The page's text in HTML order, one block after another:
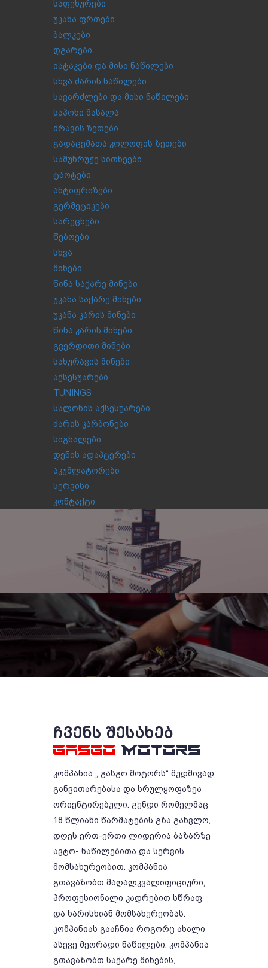
საფეხურები
უკანა ფრთები
ბალკები
დგარები
იატაკები და მისი ნაწილები
სხვა ძარის ნაწილები
სავარძლები და მისი ნაწილები
საპოხი მასალა
ძრავის ზეთები
გადაცემათა კოლოფის ზეთები
სამუხრუჭე სითხეები
ტაოტები
ანტიფრიზები
გერმეტიკები
სარეცხები
წებოები
სხვა
მინები
წინა საქარე მინები
უკანა საქარე მინები
უკანა კარის მინები
წინა კარის მინები
გვერდითი მინები
სახურავის მინები
აქსესუარები
TUNINGS
სალონის აქსესუარები
ძარის კარბონები
სიგნალები
დენის ადაპტერები
აკუმლატორები
სერვისი
კონტაქტი
ᲩᲕᲔᲜᲡ ᲨᲔᲡᲐᲮᲔᲑ
GASGO MOTORS
კომპანია „ გასგო მოტორს“ მუდმივად
განვითარებასა და სრულყოფაზეა
ორიენტირებული. გუნდი რომელმაც
18 წლიანი წარმატების გზა განვლო,
დღეს ერთ-ერთი ლიდერია ბაზარზე
ავტო- ნაწილებითა და სერვის
მომსახურეობით. კომპანია
გთავაზობთ მაღალკვალიფიციური,
პროფესიონალი კადრებით სწრაფ
და ხარისხიან მომსახურეობას.
კომპანიას გააჩნია როგორც ახალი
ასევე მეორადი ნაწილები. კომპანია
გთავაზობთ საქარე მინების,